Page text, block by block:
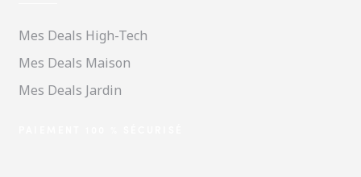
Mes Deals High-Tech
Mes Deals Maison
Mes Deals Jardin